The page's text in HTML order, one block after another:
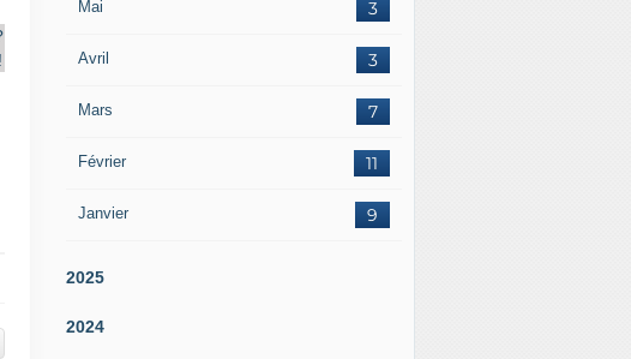
Mai 3
Avril 3
Mars 7
Février 11
Janvier 9
2025
2024